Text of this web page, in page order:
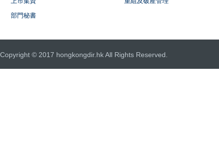
部門秘書
Copyright © 2017 hongkongdir.hk All Rights Reserved.